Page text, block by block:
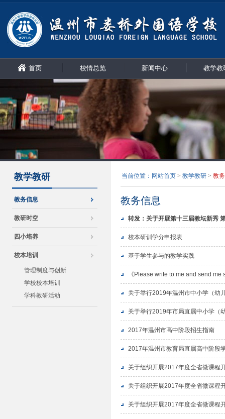
首页 校情总览 新闻中心 教学教
教学教研
教务信息
教研时空
四小培养
校本培训
管理制度与创新
学校校本培训
学科教研活动
当前位置： 网站首页 > 教学教研 > 教
教务信息
转发：关于开展第十三届教坛新秀
校本研训学分申报表
基于学生参与的教学实践
《Please write to me and send me
关于举行2019年温州市中小学（幼
关于举行2019年市局直属中小学（
2017年温州市高中阶段招生指南
2017年温州市教育局直属高中阶段
关于组织开展2017年度全省微课程
关于组织开展2017年度全省微课程
关于组织开展2017年度全省微课程